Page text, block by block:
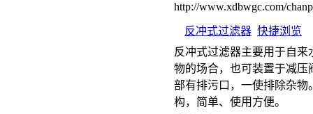
http://www.xdbwgc.com/
反冲式过滤器 快捷浏览
反冲式过滤器主要用于自
物的场合，也可装置于减
部有排污口，一使排除杂
构，简单、使用方便。